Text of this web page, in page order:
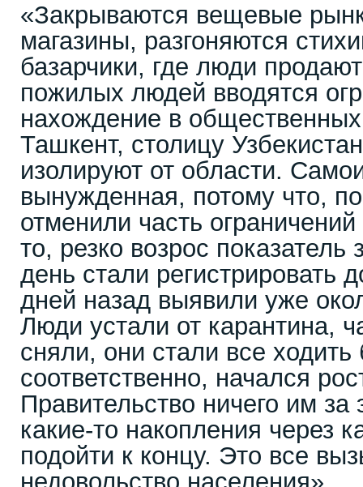
«Закрываются вещевые
магазины, разгоняются
базарчики, где люди
пожилых людей вводятся
нахождение в
Ташкент, столицу
изолируют от области.
вынужденная, потому что,
отменили часть
то, резко возрос
день стали регистрировать
дней назад выявили уже
Люди устали от карантина,
сняли, они стали все ходить
соответственно, начался
Правительство ничего им за
какие-то накопления через
подойти к концу. Это все